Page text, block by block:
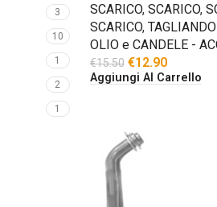
3
10
1
2
1
SCARICO, SCARICO,
SCARICO,
OLIO e CANDELE -
€15.50 €12.90
Aggiungi Al Carrello